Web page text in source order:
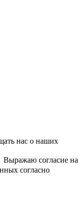
нас о наших
Выражаю согласие на
согласно